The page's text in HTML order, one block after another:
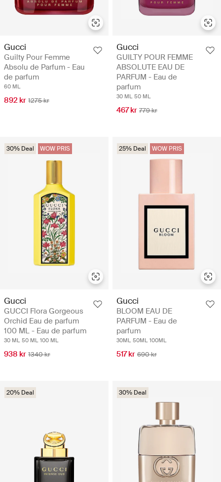
Gucci
Guilty Pour Femme
Absolu de Parfum - Eau
de parfum
60 ML
892 kr 1275 kr
Gucci
GUILTY POUR FEMME
ABSOLUTE EAU DE
PARFUM - Eau de
parfum
30 ML 50 ML
467 kr 779 kr
30% Deal WOW PRIS
Gucci
GUCCI Flora Gorgeous
Orchid Eau de parfum
100 ML - Eau de parfum
30 ML 50 ML 100 ML
938 kr 1340 kr
25% Deal WOW PRIS
Gucci
BLOOM EAU DE
PARFUM - Eau de
parfum
30ML 50ML 100ML
517 kr 690 kr
20% Deal 30% Deal